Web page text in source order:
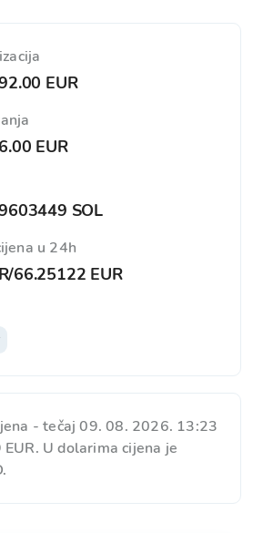
EUR
EUR
SOL
u 24h
/66.25122 EUR
- tečaj 09. 08. 2026. 13:23
U dolarima cijena je